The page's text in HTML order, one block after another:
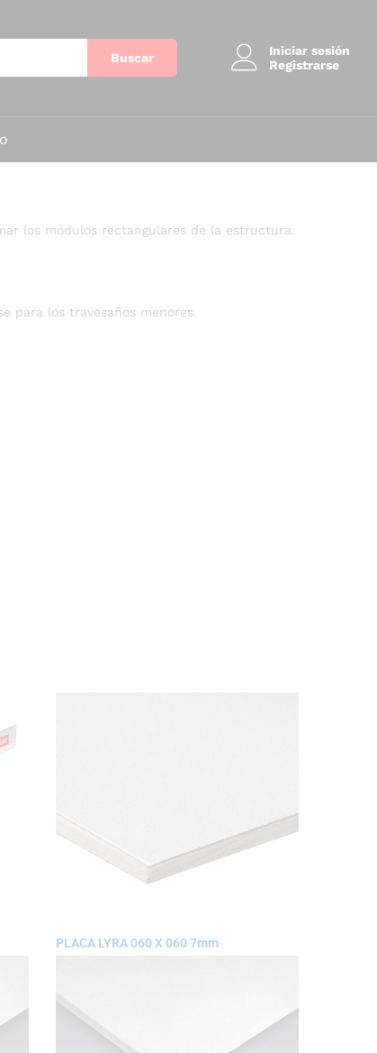
Buscar
Iniciar sesión
Registrarse
los módulos rectangulares de la estructura.
para los travesaños menores.
PLACA LYRA 060 X 060 7mm